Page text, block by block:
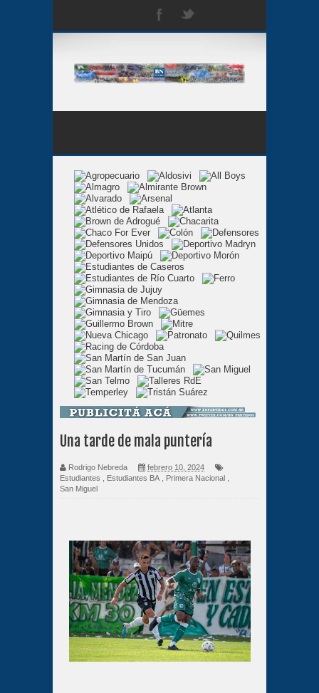
Una tarde de mala puntería
Rodrigo Nebreda
febrero 10, 2024
Estudiantes , Estudiantes BA , Primera Nacional ,
San Miguel